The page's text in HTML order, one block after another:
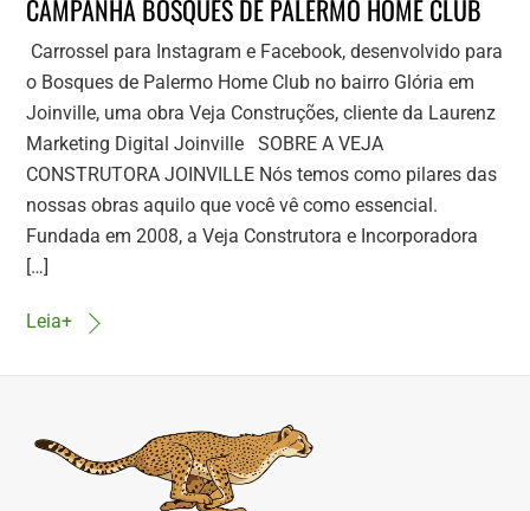
CAMPANHA BOSQUES DE PALERMO HOME CLUB
Carrossel para Instagram e Facebook, desenvolvido para
o Bosques de Palermo Home Club no bairro Glória em
Joinville, uma obra Veja Construções, cliente da Laurenz
Marketing Digital Joinville SOBRE A VEJA
CONSTRUTORA JOINVILLE Nós temos como pilares das
nossas obras aquilo que você vê como essencial.
Fundada em 2008, a Veja Construtora e Incorporadora
[…]
Leia+